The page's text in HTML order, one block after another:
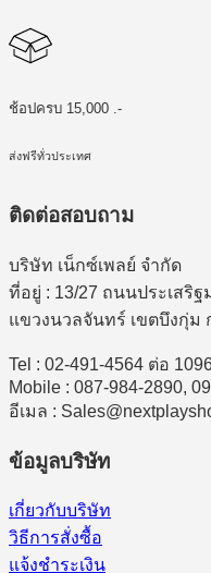
ช้อปครบ 15,000 .-
ส่งฟรีทั่วประเทศ
ติดต่อสอบถาม
บริษัท เน็กซ์เพลย์ จำกัด
ที่อยู่ : 13/27 ถนนประเสริฐ
แขวงนวลจันทร์ เขตบึงกุ่ม
Tel : 02-491-4564 ต่อ
Mobile : 087-984-2890,
อีเมล :
ข้อมูลบริษัท
เกี่ยวกับบริษัท
วิธีการสั่งซื้อ
แจ้งชำระเงิน